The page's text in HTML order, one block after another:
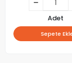
Adet
Sepete